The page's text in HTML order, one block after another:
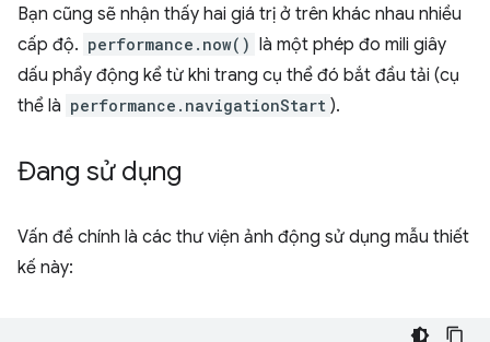
Bạn cũng sẽ nhận thấy hai giá trị ở trên khác nhau nhiều
cấp độ. performance.now() là một phép đo mili giây
dấu phẩy động kể từ khi trang cụ thể đó bắt đầu tải (cụ
thể là performance.navigationStart ).
Đang sử dụng
Vấn đề chính là các thư viện ảnh động sử dụng mẫu thiết
kế này: